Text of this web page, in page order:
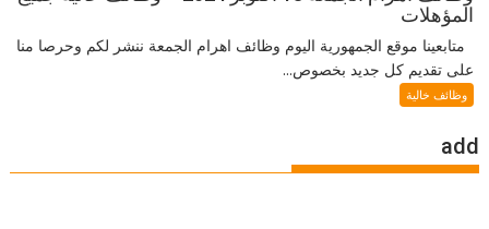
المؤهلات
متابعينا موقع الجمهورية اليوم وظائف اهرام الجمعة ننشر لكم وحرصا منا
على تقديم كل جديد بخصوص...
وظائف خالية
add